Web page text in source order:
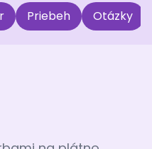
Priebeh Otázky